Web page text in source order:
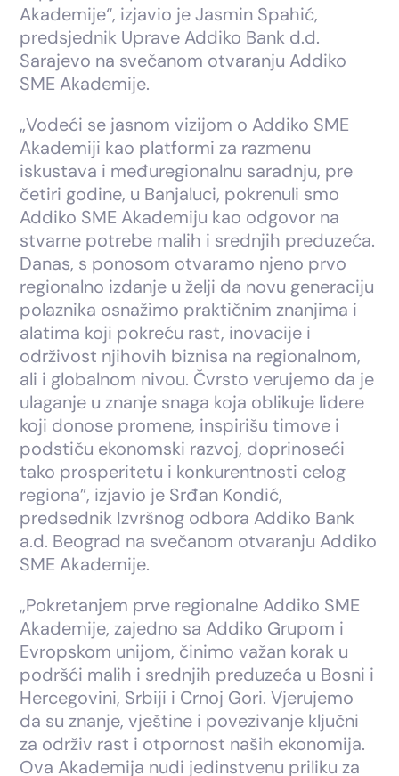
Akademije“, izjavio je Jasmin Spahić,
predsjednik Uprave Addiko Bank d.d.
Sarajevo na svečanom otvaranju Addiko
SME Akademije.
„Vodeći se jasnom vizijom o Addiko SME
Akademiji kao platformi za razmenu
iskustava i međuregionalnu saradnju, pre
četiri godine, u Banjaluci, pokrenuli smo
Addiko SME Akademiju kao odgovor na
stvarne potrebe malih i srednjih preduzeća.
Danas, s ponosom otvaramo njeno prvo
regionalno izdanje u želji da novu generaciju
polaznika osnažimo praktičnim znanjima i
alatima koji pokreću rast, inovacije i
održivost njihovih biznisa na regionalnom,
ali i globalnom nivou. Čvrsto verujemo da je
ulaganje u znanje snaga koja oblikuje lidere
koji donose promene, inspirišu timove i
podstiču ekonomski razvoj, doprinoseći
tako prosperitetu i konkurentnosti celog
regiona”, izjavio je Srđan Kondić,
predsednik Izvršnog odbora Addiko Bank
a.d. Beograd na svečanom otvaranju Addiko
SME Akademije.
„Pokretanjem prve regionalne Addiko SME
Akademije, zajedno sa Addiko Grupom i
Evropskom unijom, činimo važan korak u
podršći malih i srednjih preduzeća u Bosni i
Hercegovini, Srbiji i Crnoj Gori. Vjerujemo
da su znanje, vještine i povezivanje ključni
za održiv rast i otpornost naših ekonomija.
Ova Akademija nudi jedinstvenu priliku za